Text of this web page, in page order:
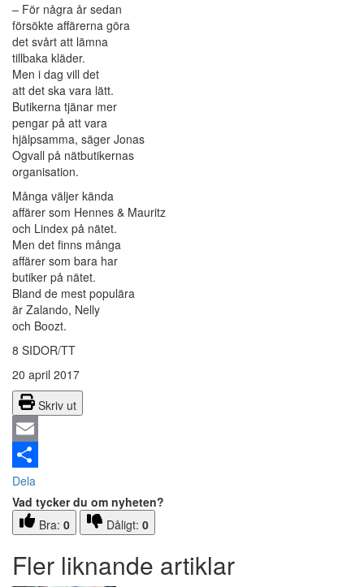
– För några år sedan
försökte affärerna göra
det svårt att lämna
tillbaka kläder.
Men i dag vill det
att det ska vara lätt.
Butikerna tjänar mer
pengar på att vara
hjälpsamma, säger Jonas
Ogvall på nätbutikernas
organisation.
Många väljer kända
affärer som Hennes & Mauritz
och Lindex på nätet.
Men det finns många
affärer som bara har
butiker på nätet.
Bland de mest populära
är Zalando, Nelly
och Boozt.
8 SIDOR/TT
20 april 2017
Skriv ut
Email
Dela
Vad tycker du om nyheten?
Bra: 0 Dåligt: 0
Fler liknande artiklar